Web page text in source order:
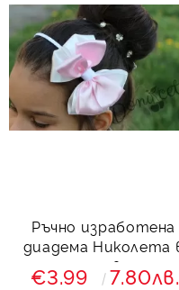
Ръчно изработена
диадема Николета в
розово
€3.99 7.80лв.